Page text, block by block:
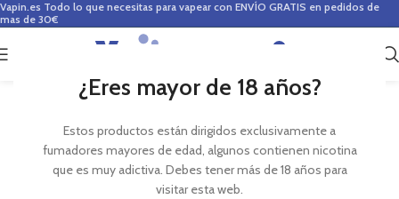
¿Eres mayor de 18 años?
Estos productos están dirigidos exclusivamente a
fumadores mayores de edad, algunos contienen nicotina
que es muy adictiva. Debes tener más de 18 años para
visitar esta web.
Vapin.es Todo lo que necesitas para vapear con ENVÍO GRATIS en pedidos de
mas de 30€
0